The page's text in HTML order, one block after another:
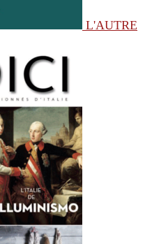
L'AUTRE